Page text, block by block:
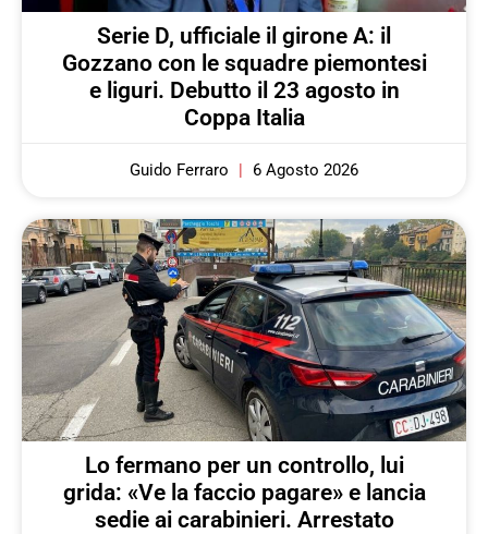
Serie D, ufficiale il girone A: il
Gozzano con le squadre piemontesi
e liguri. Debutto il 23 agosto in
Coppa Italia
Guido Ferraro 6 Agosto 2026
Lo fermano per un controllo, lui
grida: «Ve la faccio pagare» e lancia
sedie ai carabinieri. Arrestato